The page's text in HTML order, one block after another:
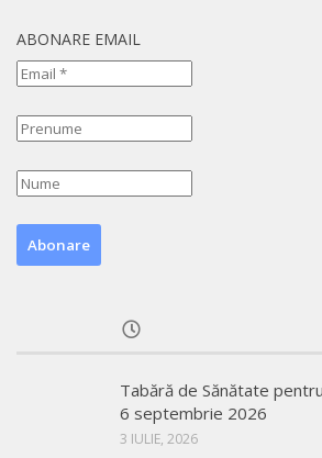
ABONARE EMAIL
Tabără de Sănătate
6 septembrie 2026
3 IULIE, 2026